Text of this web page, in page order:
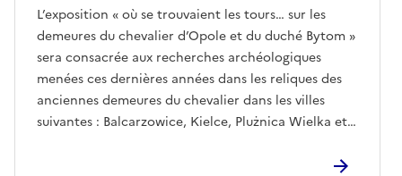
L’exposition « où se trouvaient les tours… sur les
demeures du chevalier d’Opole et du duché Bytom »
sera consacrée aux recherches archéologiques
menées ces dernières années dans les reliques des
anciennes demeures du chevalier dans les villes
suivantes : Balcarzowice, Kielce, Plużnica Wielka et
Strzelecki et Lubliniec. Ces travaux ont été dirigés